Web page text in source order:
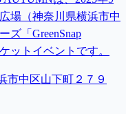
場（神奈川県横浜市中
ズ「GreenSnap
ットイベントです。
市中区山下町２７９